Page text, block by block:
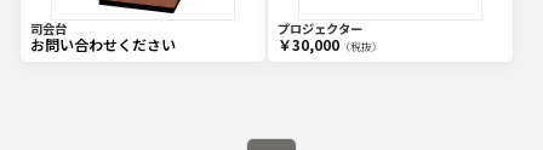
司会台
お問い合わせください
プロジェクター
￥30,000（税抜）